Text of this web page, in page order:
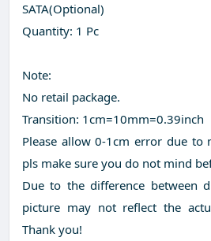
SATA(Optional)
Quantity: 1 Pc
Note:
No retail package.
Transition: 1cm=10mm=0.39inch
Please allow 0-1cm error due to
pls make sure you do not mind
Due to the difference between
picture may not reflect the
Thank you!